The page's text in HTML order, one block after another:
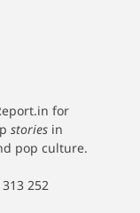
for
stories in
pop culture.
252